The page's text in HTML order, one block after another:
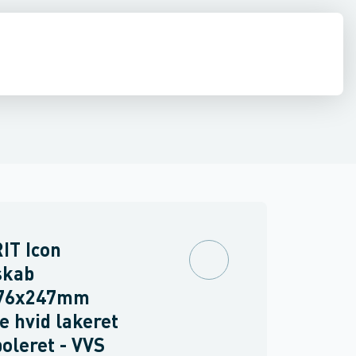
Icon
hvid lakeret
- VVS